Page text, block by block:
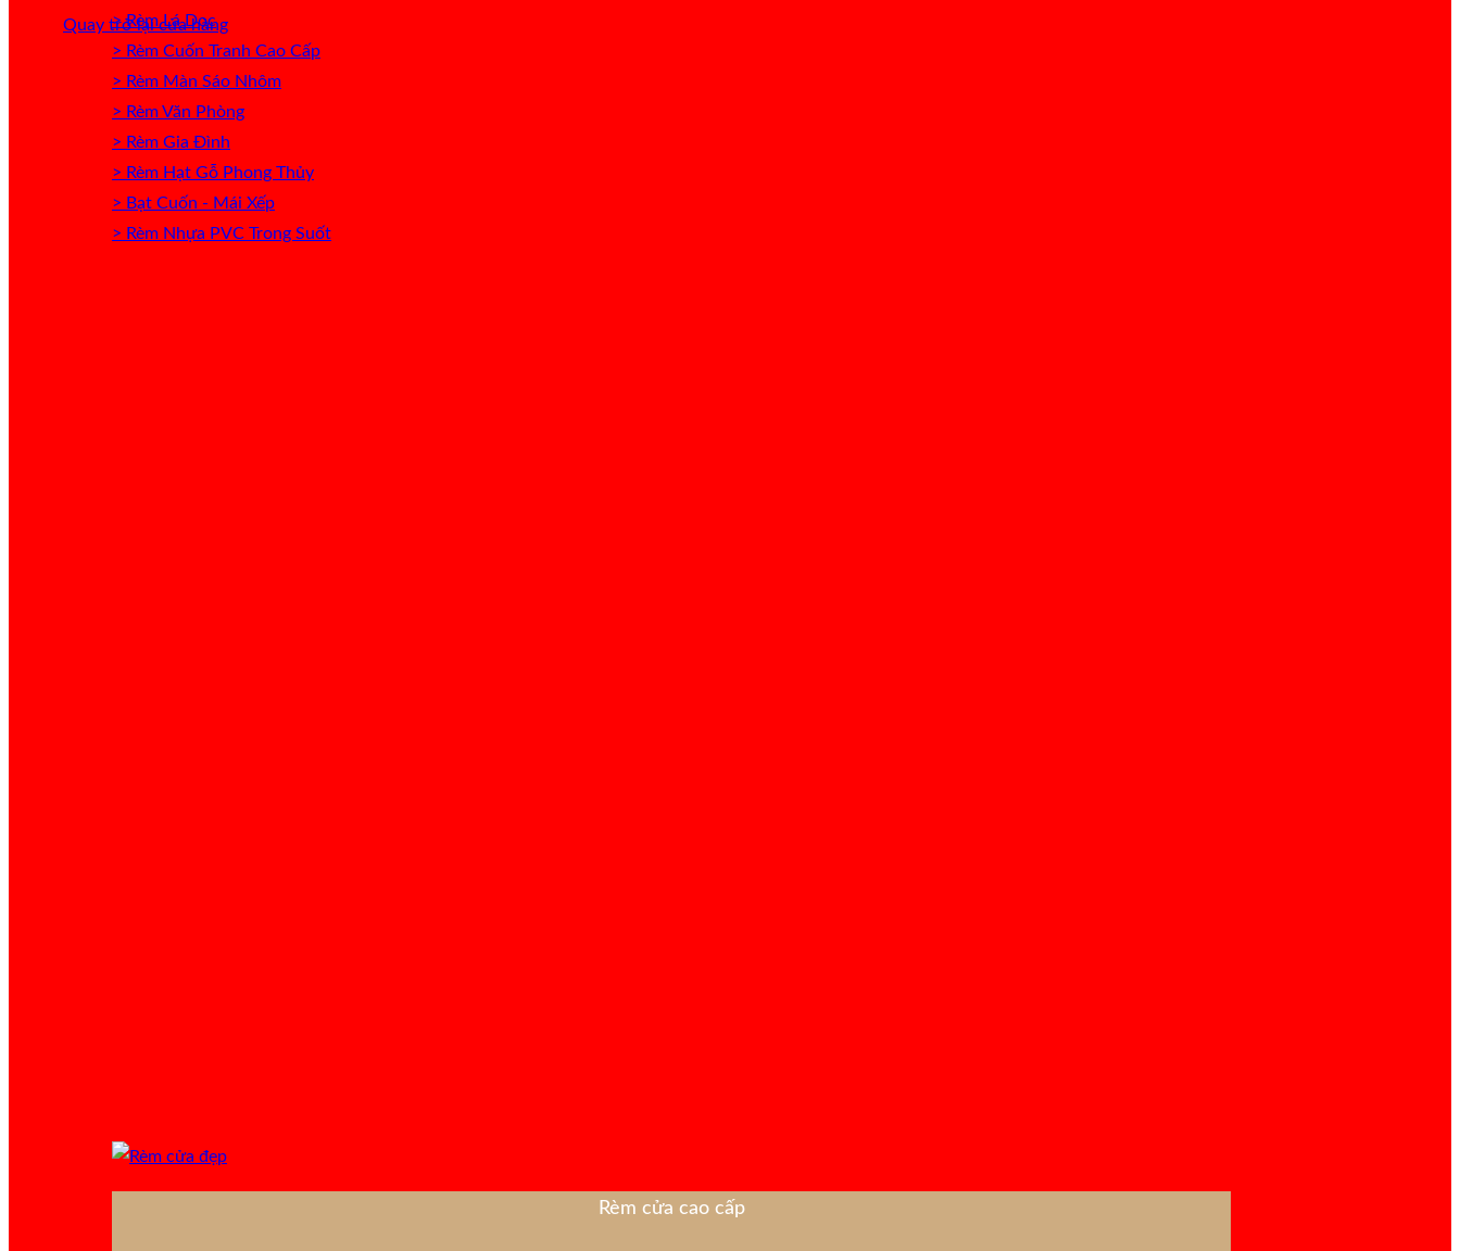
Quay trở lại cửa hàng
> Rèm Lá Dọc
> Rèm Cuốn Tranh Cao Cấp
> Rèm Màn Sáo Nhôm
> Rèm Văn Phòng
> Rèm Gia Đình
> Rèm Hạt Gỗ Phong Thủy
> Bạt Cuốn - Mái Xếp
> Rèm Nhựa PVC Trong Suốt
Rèm cửa cao cấp